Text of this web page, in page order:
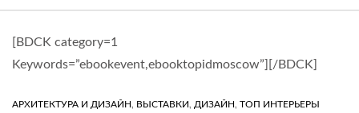
[BDCK category=1
Keywords=”ebookevent,ebooktopidmoscow”][/BDCK]
АРХИТЕКТУРА И ДИЗАЙН, ВЫСТАВКИ, ДИЗАЙН, ТОП ИНТЕРЬЕРЫ